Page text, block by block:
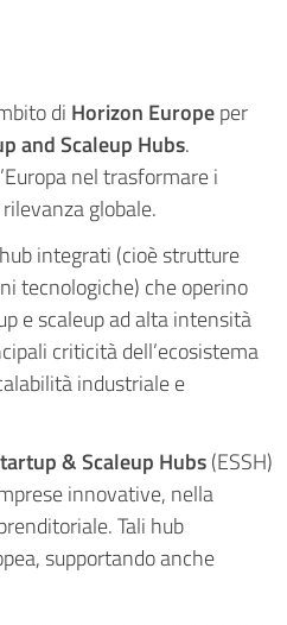
di Horizon Europeper
and Scaleup Hubs.
nel trasformare i
globale.
integrati (cioè strutture
tecnologiche) che operino
e scaleup ad alta intensità
criticità dell’ecosistema
industriale e
& Scaleup Hubs(ESSH)
innovative, nella
Tali hub
supportando anche